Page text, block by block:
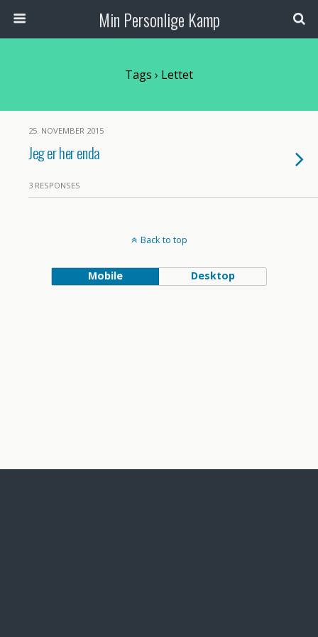
Min Personlige Kamp
Tags › Lettet
25. NOVEMBER 2015
Jeg er her enda
3 RESPONSES
Back to top
Mobile Desktop